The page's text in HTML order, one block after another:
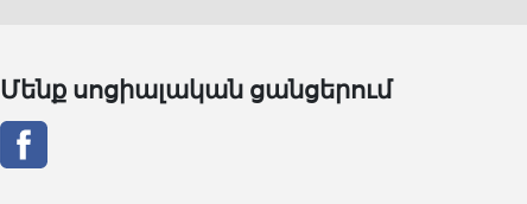
Մենք սոցիալական ցանցերում